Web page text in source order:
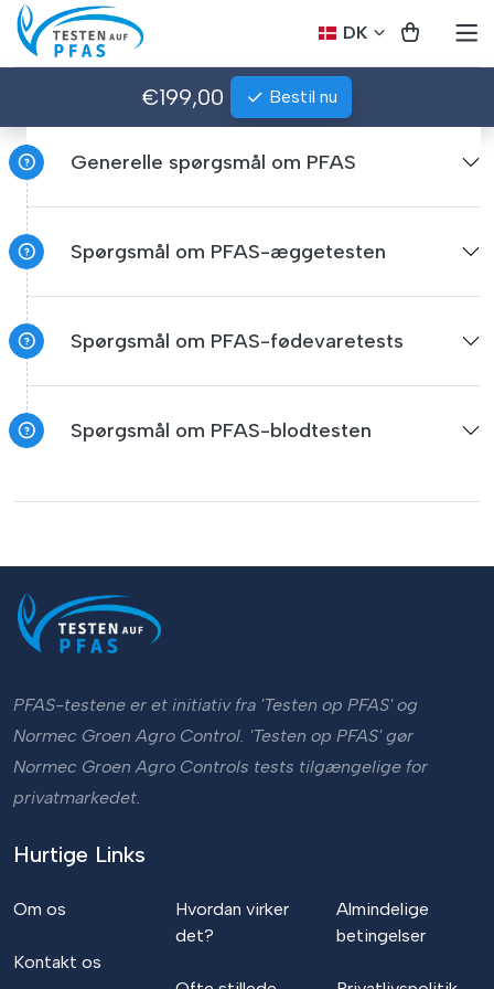
DK
€199,00 Bestil nu
Generelle spørgsmål om PFAS
Spørgsmål om PFAS-æggetesten
Spørgsmål om PFAS-fødevaretests
Spørgsmål om PFAS-blodtesten
PFAS-testene er et initiativ fra 'Testen op PFAS' og
Normec Groen Agro Control. 'Testen op PFAS' gør
Normec Groen Agro Controls tests tilgængelige for
privatmarkedet.
Hurtige Links
Om os
Kontakt os
Hvordan virker
det?
Almindelige
betingelser